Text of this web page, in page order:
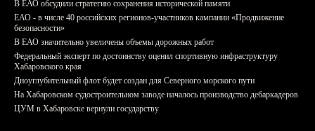
В ЕАО обсудили стратегию сохранения исторической памяти
ЕАО - в числе 40 российских регионов-участников кампании «Продвижение
безопасности»
В ЕАО значительно увеличены объемы дорожных работ
Федеральный эксперт по достоинству оценил спортивную инфраструктуру
Хабаровского края
Дноуглубительный флот будет создан для Северного морского пути
На Хабаровском судостроительном заводе началось производство дебаркадеров
ЦУМ в Хабаровске вернули государству